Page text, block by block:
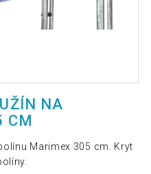
NA
CM
Marimex 305 cm. Kryt